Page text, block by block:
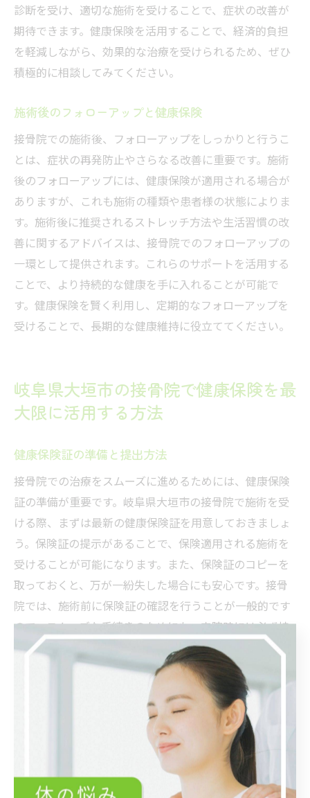
診断を受け、適切な施術を受けることで、症状の改善が
期待できます。健康保険を活用することで、経済的負担
を軽減しながら、効果的な治療を受けられるため、ぜひ
積極的に相談してみてください。
施術後のフォローアップと健康保険
接骨院での施術後、フォローアップをしっかりと行うこ
とは、症状の再発防止やさらなる改善に重要です。施術
後のフォローアップには、健康保険が適用される場合が
ありますが、これも施術の種類や患者様の状態によりま
す。施術後に推奨されるストレッチ方法や生活習慣の改
善に関するアドバイスは、接骨院でのフォローアップの
一環として提供されます。これらのサポートを活用する
ことで、より持続的な健康を手に入れることが可能で
す。健康保険を賢く利用し、定期的なフォローアップを
受けることで、長期的な健康維持に役立ててください。
岐阜県大垣市の接骨院で健康保険を最
大限に活用する方法
健康保険証の準備と提出方法
接骨院での治療をスムーズに進めるためには、健康保険
証の準備が重要です。岐阜県大垣市の接骨院で施術を受
ける際、まずは最新の健康保険証を用意しておきましょ
う。保険証の提示があることで、保険適用される施術を
受けることが可能になります。また、保険証のコピーを
取っておくと、万が一紛失した場合にも安心です。接骨
院では、施術前に保険証の確認を行うことが一般的です
ので、スムーズな手続きのためにも、来院時には必ず持
参してください。準備が整えば、施術への安心感も増
し、治療に専念することができます。
事前予約でスムーズな保険手続き
岐阜県大垣市の接骨院を利用する際に、事前予約は非常
に効果的な方法です。予約をすることで、待ち時間の短
縮が可能となり、健康保険の手続きもスムーズに行えま